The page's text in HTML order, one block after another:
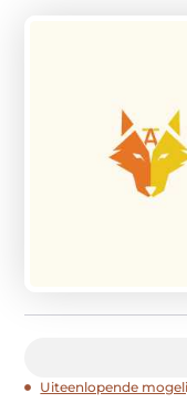
Uiteenlopende